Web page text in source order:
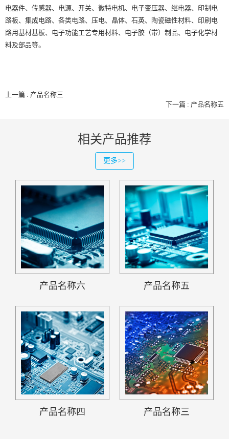
电器件、传感器、电源、开关、微特电机、电子变压器、继电器、印制电
路板、集成电路、各类电路、压电、晶体、石英、陶瓷磁性材料、印刷电
路用基材基板、电子功能工艺专用材料、电子胶（带）制品、电子化学材
料及部品等。
上一篇 : 产品名称三
下一篇 : 产品名称五
相关产品推荐
更多>>
产品名称六 产品名称五
产品名称四 产品名称三